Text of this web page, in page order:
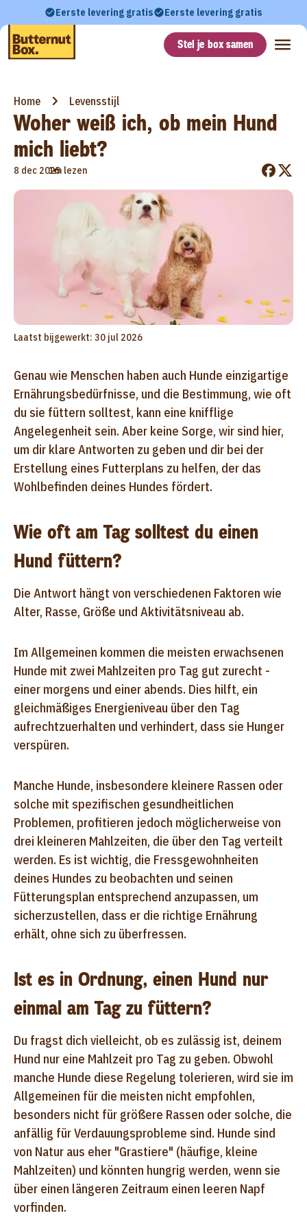
Eerste levering gratis Eerste levering gratis
Stel je box samen
Home Levensstijl
Woher weiß ich, ob mein Hund
mich liebt?
8 dec 2025
•
1m lezen
Laatst bijgewerkt: 30 jul 2026
Genau wie Menschen haben auch Hunde einzigartige
Ernährungsbedürfnisse, und die Bestimmung, wie oft
du sie füttern solltest, kann eine knifflige
Angelegenheit sein. Aber keine Sorge, wir sind hier,
um dir klare Antworten zu geben und dir bei der
Erstellung eines Futterplans zu helfen, der das
Wohlbefinden deines Hundes fördert.
Wie oft am Tag solltest du einen
Hund füttern?
Die Antwort hängt von verschiedenen Faktoren wie
Alter, Rasse, Größe und Aktivitätsniveau ab.
Im Allgemeinen kommen die meisten erwachsenen
Hunde mit zwei Mahlzeiten pro Tag gut zurecht -
einer morgens und einer abends. Dies hilft, ein
gleichmäßiges Energieniveau über den Tag
aufrechtzuerhalten und verhindert, dass sie Hunger
verspüren.
Manche Hunde, insbesondere kleinere Rassen oder
solche mit spezifischen gesundheitlichen
Problemen, profitieren jedoch möglicherweise von
drei kleineren Mahlzeiten, die über den Tag verteilt
werden. Es ist wichtig, die Fressgewohnheiten
deines Hundes zu beobachten und seinen
Fütterungsplan entsprechend anzupassen, um
sicherzustellen, dass er die richtige Ernährung
erhält, ohne sich zu überfressen.
Ist es in Ordnung, einen Hund nur
einmal am Tag zu füttern?
Du fragst dich vielleicht, ob es zulässig ist, deinem
Hund nur eine Mahlzeit pro Tag zu geben. Obwohl
manche Hunde diese Regelung tolerieren, wird sie im
Allgemeinen für die meisten nicht empfohlen,
besonders nicht für größere Rassen oder solche, die
anfällig für Verdauungsprobleme sind. Hunde sind
von Natur aus eher "Grastiere" (häufige, kleine
Mahlzeiten) und könnten hungrig werden, wenn sie
über einen längeren Zeitraum einen leeren Napf
vorfinden.